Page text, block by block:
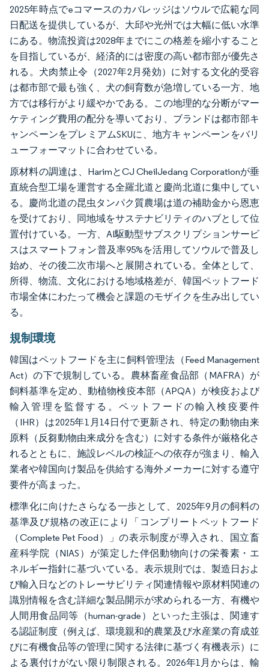
2025年時点でeコマースのカバレッジはソウルで広範な同
日配送を提供しているが、大邱や光州では大幅に低い水準
にある。物流投資は2028年までにこの格差を縮小すること
を目指しているが、経済的には密度の高い都市部が優先さ
れる。犬肉禁止令（2027年2月発効）に対する文化的受容
は都市部で最も強く、犬の飼育数が急増している一方、地
方では移行がより緩やかである。この地理的な分断がマー
ケティング費用の配分を導いており、ブランドは都市部キ
ャンペーンをプレミアムSKUに、地方キャンペーンをバリ
ューフォーマットに合わせている。
原材料の調達は、HarimとCJ CheilJedang Corporationが垂
直統合型工場を運営する全羅北道と慶尚北道に集中してい
る。慶尚北道の昆虫タンパク質農場は道の補助金から恩恵
を受けており、同地域をサステナビリティのハブとして位
置付けている。一方、AI駆動型サブスクリプションサービ
スはスマートフォン普及率95%を活用してソウルで普及し
始め、その後二次市場へと展開されている。全体として、
所得、物流、文化における地域格差が、韓国ペットフード
市場全体にわたって機会と課題のモザイクを生み出してい
る。
規制環境
韓国はペットフードを主に飼料管理法（Feed Management
Act）の下で規制している。農林畜産食品部（MAFRA）が
飼料基準を定め、動植物検疫本部（APQA）が検疫および
輸入管理を監督する。ペットフードの輸入検疫要件
（IHR）は2025年1月14日付で更新され、特定の動物由来
原料（反芻動物由来成分を含む）に対する条件が厳格化さ
れるとともに、施設レベルの検証への依存が強まり、輸入
業者や韓国向け製品を供給する海外メーカーに対する遵守
要件が高まった。
標準化に向けたさらなる一歩として、2025年9月の飼料の
基準及び規格の改正により「コンプリートペットフード
（Complete Pet Food）」の表示制度が導入され、国立畜
産科学院（NIAS）が策定した伴侶動物向けの栄養素・エ
ネルギー指針に基づいている。表示規則では、製造日およ
び輸入日などのトレーサビリティ関連情報や原材料関連の
識別情報を含む詳細な製品開示が求められる一方、有機や
人間用食品同等（human-grade）といった主張は、関連す
る認証制度（例えば、環境親和的農業及び水産業の育成並
びに有機食品等の管理に関する法律に基づく有機表示）に
よる裏付けがない限り制限される。2026年1月からは、輸